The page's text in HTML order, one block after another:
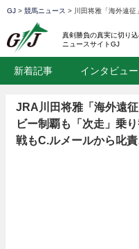
GJ > 競馬ニュース > 川田将雅「海外遠
真剣勝負の真実に切り
ニュースサイトGJ
新着記事 インタビュー
JRA川田将雅「海外遠
ビー制覇も「次走」乗
戦もC.ルメールから叱